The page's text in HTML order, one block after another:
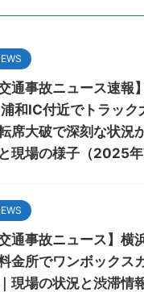
交通事故ニュース速報
浦和IC付近でトラック
席大破で深刻な状況
現場の様子（2025年
交通事故ニュース】横
金所でワンボックス
現場の状況と渋滞情